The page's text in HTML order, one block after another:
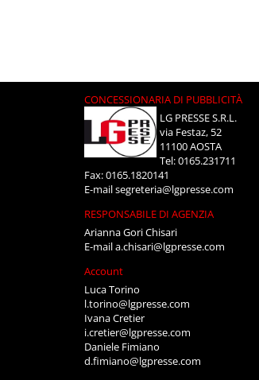
CONCESSIONARIA DI PUBBLICITÀ
LG PRESSE S.R.L.
via Festaz, 52
11100 AOSTA
Tel: 0165.231711
Fax: 0165.1820141
E-mailsegreteria@lgpresse.com
RESPONSABILE DI AGENZIA
Arianna Gori Chisari
E-maila.chisari@lgpresse.com
Account
Luca Torino
l.torino@lgpresse.com
Ivana Cretier
i.cretier@lgpresse.com
Daniele Fimiano
d.fimiano@lgpresse.com